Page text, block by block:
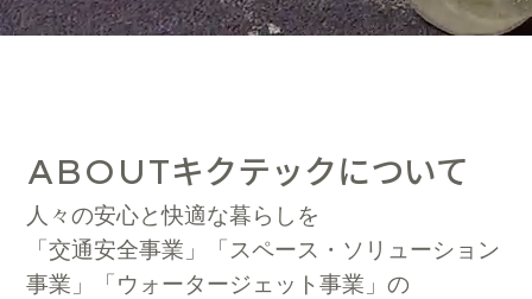
ABOUTキクテックについて
人々の安心と快適な暮らしを
「交通安全事業」「スペース・ソリューション
事業」「ウォータージェット事業」の